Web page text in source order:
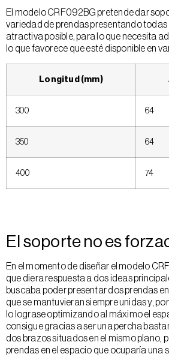
El modelo CRF092BG pretende dar
variedad de prendas presentando todas
atractiva posible, para lo que necesita
lo que favorece que esté disponible en
Longitud (mm)
300 64
350 64
400 74
El soporte no es
En el momento de diseñar el modelo
que diera respuesta a dos ideas
buscaba poder presentar dos prendas
que se mantuvieran siempre unidas y,
lo lograse optimizando al máximo el
consigue gracias a ser una percha
dos brazos situados en el mismo plano,
prendas en el espacio que ocuparía una